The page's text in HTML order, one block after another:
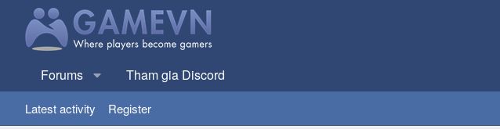
Forums Tham gia Discord
Latest activity Register